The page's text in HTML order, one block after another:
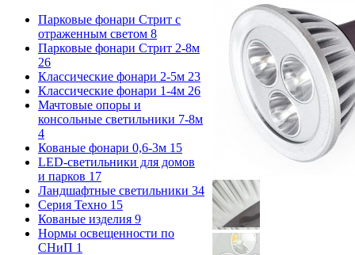
Парковые фонари Стрит с
отраженным светом 8
Парковые фонари Стрит 2-8м
26
Классические фонари 2-5м 23
Классические фонари 1-4м 26
Мачтовые опоры и
консольные светильники 7-8м
4
Кованые фонари 0,6-3м 15
LED-светильники для домов
и парков 17
Ландшафтные светильники 34
Серия Техно 15
Кованые изделия 9
Нормы освещенности по
СНиП 1